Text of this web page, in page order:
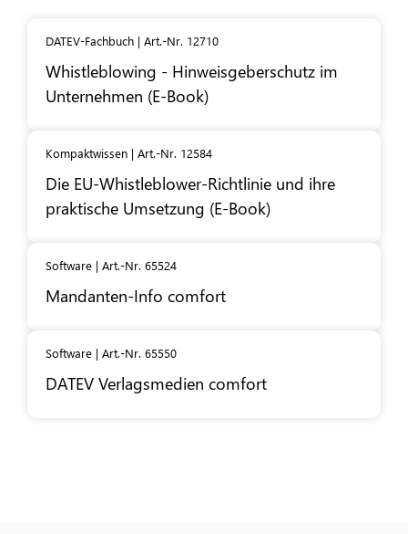
DATEV-Fachbuch | Art.-Nr. 12710
Whistleblowing - Hinweisgeberschutz im
Unternehmen (E-Book)
Kompaktwissen | Art.-Nr. 12584
Die EU-Whistleblower-Richtlinie und ihre
praktische Umsetzung (E-Book)
Software | Art.-Nr. 65524
Mandanten-Info comfort
Software | Art.-Nr. 65550
DATEV Verlagsmedien comfort